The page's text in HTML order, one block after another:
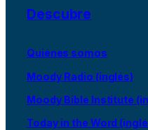
Descubre
Quiénes somos
Moody Radio (inglés)
Moody Bible Institute
Today in the Word